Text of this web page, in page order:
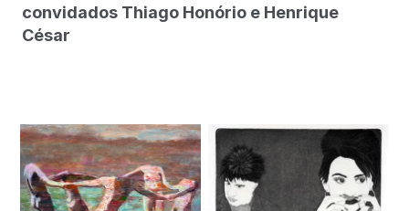
convidados Thiago Honório e Henrique
César